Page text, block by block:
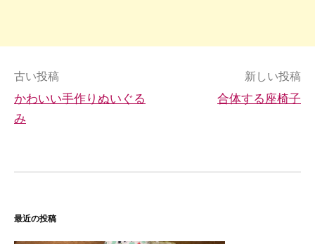
投
稿
ナ
古い投稿
かわいい手作りぬいぐる
み
新しい投稿
合体する座椅子
最近の投稿